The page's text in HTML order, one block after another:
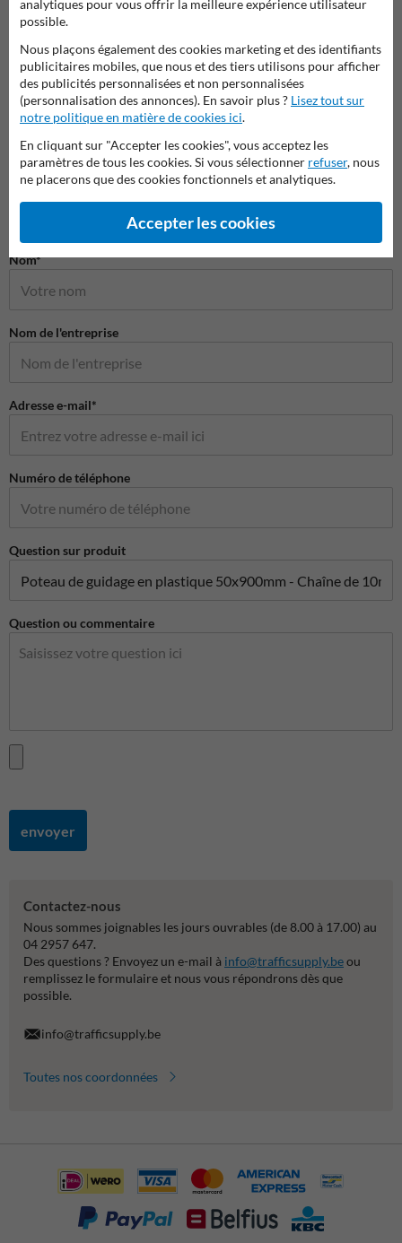
Potelets et poteaux de
guidage
Ralentisseurs et Dos d'Âne
Parkings et aménagements des routes
Poser votre question à ProtectionIndustrielle.be
Nom*
Nom de l'entreprise
Adresse e-mail*
Numéro de téléphone
Question sur produit
Question ou commentaire
envoyer
Contactez-nous
Nous sommes joignables les jours ouvrables (de 8.00 à 17.00) au
04 2957 647.
Des questions ? Envoyez un e-mail à info@trafficsupply.beou
remplissez le formulaire et nous vous répondrons dès que
possible.
info@trafficsupply.be
Toutes nos coordonnées
analytiques pour vous offrir la meilleure expérience utilisateur
possible.
Nous plaçons également des cookies marketing et des identifiants
publicitaires mobiles, que nous et des tiers utilisons pour afficher
des publicités personnalisées et non personnalisées
(personnalisation des annonces). En savoir plus ? Lisez tout sur
notre politique en matière de cookies ici.
En cliquant sur "Accepter les cookies", vous acceptez les
paramètres de tous les cookies. Si vous sélectionner refuser, nous
ne placerons que des cookies fonctionnels et analytiques.
Accepter les cookies